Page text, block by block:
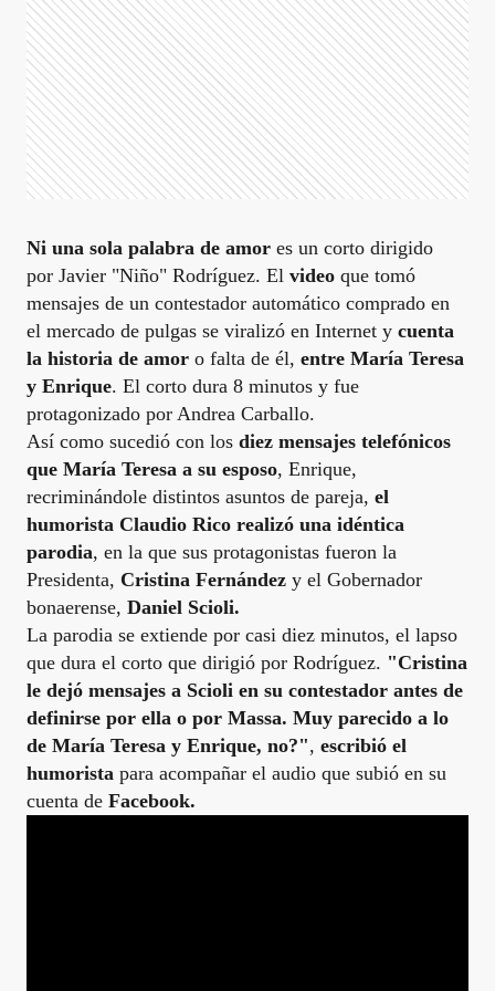
Ni una sola palabra de amor es un corto dirigido
por Javier "Niño" Rodríguez. El video que tomó
mensajes de un contestador automático comprado en
el mercado de pulgas se viralizó en Internet y cuenta
la historia de amor o falta de él, entre María Teresa
y Enrique. El corto dura 8 minutos y fue
protagonizado por Andrea Carballo.
Así como sucedió con los diez mensajes telefónicos
que María Teresa a su esposo, Enrique,
recriminándole distintos asuntos de pareja, el
humorista Claudio Rico realizó una idéntica
parodia, en la que sus protagonistas fueron la
Presidenta, Cristina Fernández y el Gobernador
bonaerense, Daniel Scioli.
La parodia se extiende por casi diez minutos, el lapso
que dura el corto que dirigió por Rodríguez. "Cristina
le dejó mensajes a Scioli en su contestador antes de
definirse por ella o por Massa. Muy parecido a lo
de María Teresa y Enrique, no?", escribió el
humorista para acompañar el audio que subió en su
cuenta de Facebook.